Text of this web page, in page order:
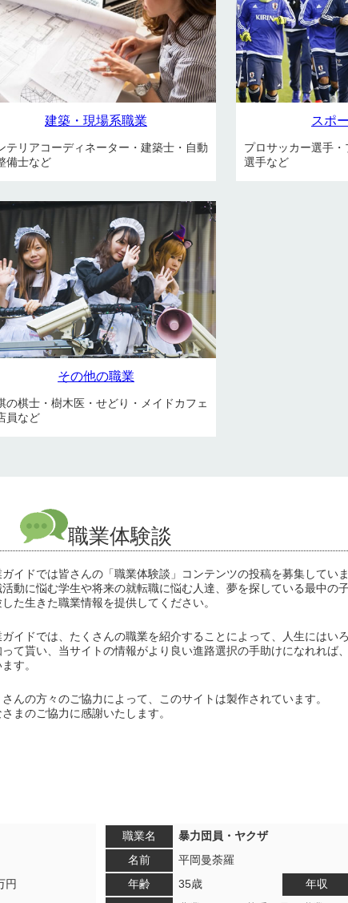
建築・現場系職業
テリアコーディネーター・建築士・自動
備士など
スポ
プロサッカー選手
選手など
その他の職業
の棋士・樹木医・せどり・メイドカフェ
員など
職業体験談
イドでは皆さんの「職業体験談」コンテンツの投稿を募集していま
活動に悩む学生や将来の就転職に悩む人達、夢を探している最中の
た生きた職業情報を提供してください。
イドでは、たくさんの職業を紹介することによって、人生にはい
って貰い、当サイトの情報がより良い進路選択の手助けになれれば
す。
さんの方々のご協力によって、このサイトは製作されています。
まのご協力に感謝いたします。
円
職業名
暴力団員・ヤクザ
名前
平岡曼荼羅
年齢
35歳 年収